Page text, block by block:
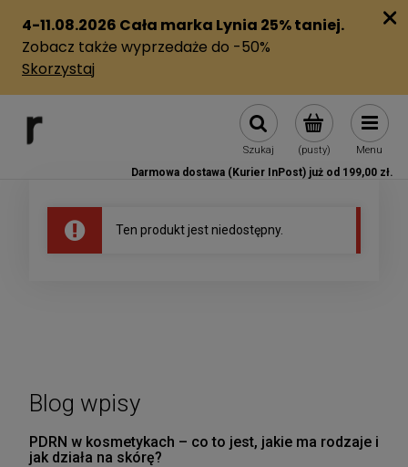
(pusty)
Szukaj Menu
Darmowa dostawa (Kurier InPost) już od 199,00 zł.
Ten produkt jest niedostępny.
Blog wpisy
PDRN w kosmetykach – co to jest, jakie ma rodzaje i
jak działa na skórę?